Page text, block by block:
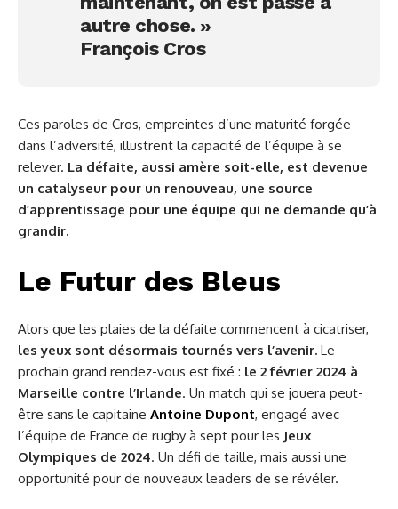
autre chose. »
François Cros
Ces paroles de Cros, empreintes d’une maturité forgée
dans l’adversité, illustrent la capacité de l’équipe à se
relever. La défaite, aussi amère soit-elle, est devenue
un catalyseur pour un renouveau, une source
d’apprentissage pour une équipe qui ne demande qu’à
grandir.
Le Futur des Bleus
Alors que les plaies de la défaite commencent à cicatriser,
les yeux sont désormais tournés vers l’avenir. Le
prochain grand rendez-vous est fixé : le 2 février 2024 à
Marseille contre l’Irlande. Un match qui se jouera peut-
être sans le capitaine Antoine Dupont, engagé avec
l’équipe de France de rugby à sept pour les Jeux
Olympiques de 2024. Un défi de taille, mais aussi une
opportunité pour de nouveaux leaders de se révéler.